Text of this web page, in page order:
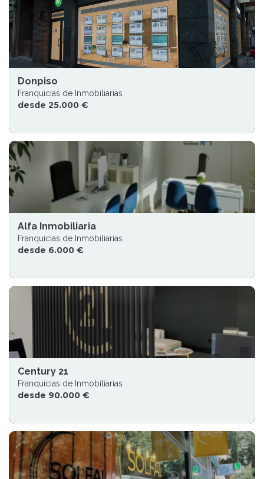
Donpiso
Franquicias de Inmobiliarias
desde 25.000 €
Alfa Inmobiliaria
Franquicias de Inmobiliarias
desde 6.000 €
Century 21
Franquicias de Inmobiliarias
desde 90.000 €